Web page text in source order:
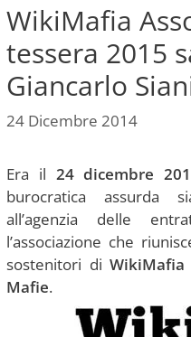
WikiMafia
tessera 2015
Giancarlo
24 Dicembre 2014
Era il 24 dicembre
burocratica assurda
all’agenzia delle
l’associazione che
sostenitori di WikiMafia
Mafie.